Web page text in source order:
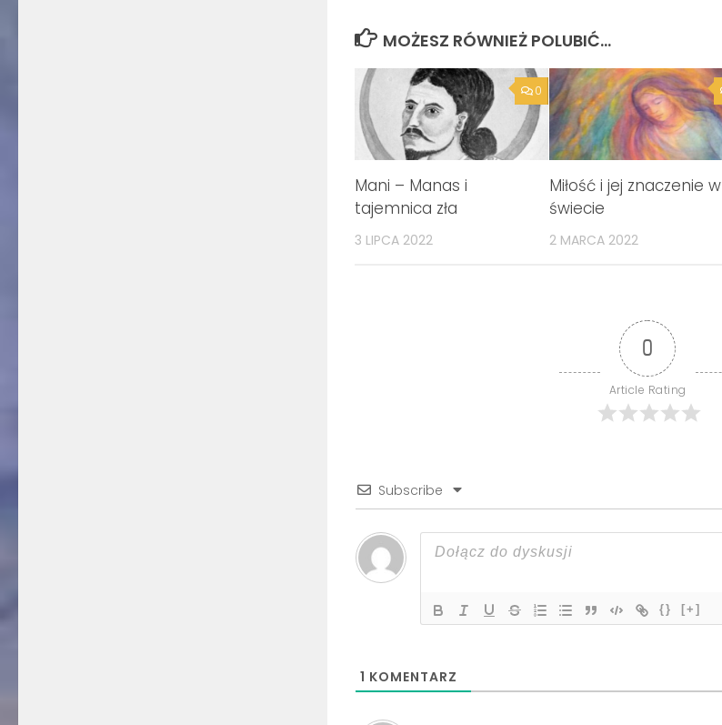
MOŻESZ RÓWNIEŻ POLUBIĆ…
0
Mani – Manas i
tajemnica zła
3 LIPCA 2022
Miłość i jej znaczenie w
świecie
2 MARCA 2022
0
Article Rating
Subscribe
{} [+]
1 KOMENTARZ